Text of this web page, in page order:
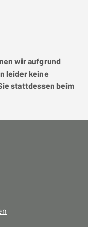
wir aufgrund
leider keine
stattdessen beim